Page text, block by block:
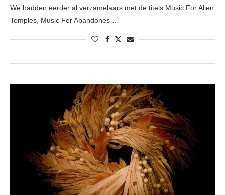
We hadden eerder al verzamelaars met de titels Music For Alien
Temples, Music For Abandones …